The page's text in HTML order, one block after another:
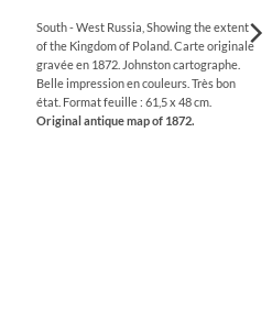
South - West Russia, Showing the extent
of the Kingdom of Poland. Carte originale
gravée en 1872. Johnston cartographe.
Belle impression en couleurs. Très bon
état. Format feuille : 61,5 x 48 cm.
Original antique map of 1872.